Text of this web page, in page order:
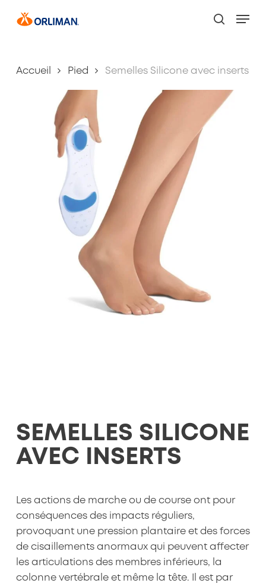
search
Accueil Pied Semelles Silicone avec inserts
SEMELLES SILICONE
AVEC INSERTS
Les actions de marche ou de course ont pour
conséquences des impacts réguliers,
provoquant une pression plantaire et des forces
de cisaillements anormaux qui peuvent affecter
les articulations des membres inférieurs, la
colonne vertébrale et même la tête. Il est par